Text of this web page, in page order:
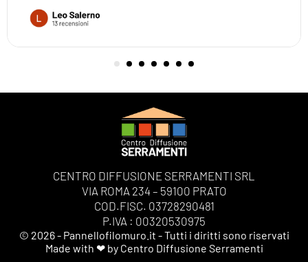
CENTRO DIFFUSIONE SERRAMENTI SRL
VIA ROMA 234 – 59100 PRATO
COD.FISC. 03728290481
P.IVA : 00320530975
© 2026 - Pannellofilomuro.it - Tutti i diritti sono riservati
Made with ❤ by Centro Diffusione Serramenti